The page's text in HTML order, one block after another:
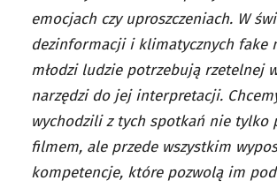
emocjach czy uproszczeniach. W
dezinformacji i klimatycznych fake
młodzi ludzie potrzebują rzetelnej
narzędzi do jej interpretacji.
wychodzili z tych spotkań nie tylko
filmem, ale przede wszystkim
kompetencje, które pozwolą im